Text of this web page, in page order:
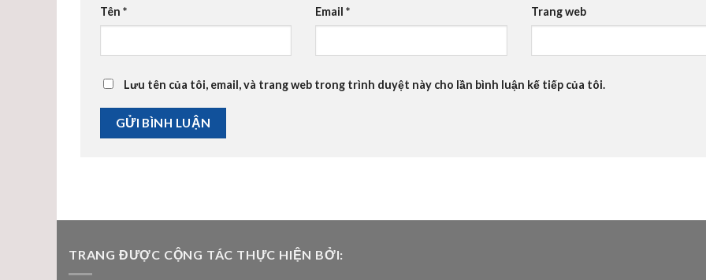
Tên * Email* Trang web
Lưu tên của tôi, email, và trang web trong trình duyệt này cho lần bình luận kế tiếp của tôi.
TRANG ĐƯỢC CỘNG TÁC THỰC HIỆN BỞI: